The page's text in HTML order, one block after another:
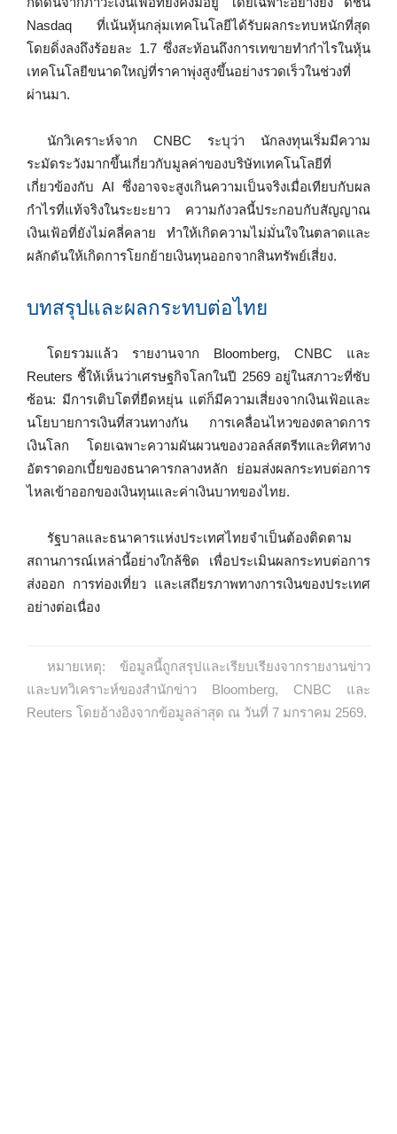
Nasdaq ที่เน้นหุ้นกลุ่มเทคโนโลยีได้รับผลกระทบหนักที่สุด
โดยดิ่งลงถึงร้อยละ 1.7 ซึ่งสะท้อนถึงการเทขายทำกำไรในหุ้น
เทคโนโลยีขนาดใหญ่ที่ราคาพุ่งสูงขึ้นอย่างรวดเร็วในช่วงที่
ผ่านมา.
นักวิเคราะห์จาก CNBC ระบุว่า นักลงทุนเริ่มมีความ
ระมัดระวังมากขึ้นเกี่ยวกับมูลค่าของบริษัทเทคโนโลยีที่
เกี่ยวข้องกับ AI ซึ่งอาจจะสูงเกินความเป็นจริงเมื่อเทียบกับผล
กำไรที่แท้จริงในระยะยาว ความกังวลนี้ประกอบกับสัญญาณ
เงินเฟ้อที่ยังไม่คลี่คลาย ทำให้เกิดความไม่มั่นใจในตลาดและ
ผลักดันให้เกิดการโยกย้ายเงินทุนออกจากสินทรัพย์เสี่ยง.
บทสรุปและผลกระทบต่อไทย
โดยรวมแล้ว รายงานจาก Bloomberg, CNBC และ
Reuters ชี้ให้เห็นว่าเศรษฐกิจโลกในปี 2569 อยู่ในสภาวะที่ซับ
ซ้อน: มีการเติบโตที่ยืดหยุ่น แต่ก็มีความเสี่ยงจากเงินเฟ้อและ
นโยบายการเงินที่สวนทางกัน การเคลื่อนไหวของตลาดการ
เงินโลก โดยเฉพาะความผันผวนของวอลล์สตรีทและทิศทาง
อัตราดอกเบี้ยของธนาคารกลางหลัก ย่อมส่งผลกระทบต่อการ
ไหลเข้าออกของเงินทุนและค่าเงินบาทของไทย.
รัฐบาลและธนาคารแห่งประเทศไทยจำเป็นต้องติดตาม
สถานการณ์เหล่านี้อย่างใกล้ชิด เพื่อประเมินผลกระทบต่อการ
ส่งออก การท่องเที่ยว และเสถียรภาพทางการเงินของประเทศ
อย่างต่อเนื่อง
หมายเหตุ: ข้อมูลนี้ถูกสรุปและเรียบเรียงจากรายงานข่าว
และบทวิเคราะห์ของสำนักข่าว Bloomberg, CNBC และ
Reuters โดยอ้างอิงจากข้อมูลล่าสุด ณ วันที่ 7 มกราคม 2569.